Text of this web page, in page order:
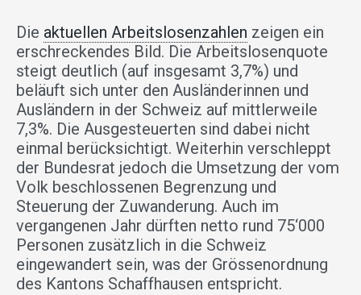
Die aktuellen Arbeitslosenzahlen zeigen ein
erschreckendes Bild. Die Arbeitslosenquote
steigt deutlich (auf insgesamt 3,7%) und
beläuft sich unter den Ausländerinnen und
Ausländern in der Schweiz auf mittlerweile
7,3%. Die Ausgesteuerten sind dabei nicht
einmal berücksichtigt. Weiterhin verschleppt
der Bundesrat jedoch die Umsetzung der vom
Volk beschlossenen Begrenzung und
Steuerung der Zuwanderung. Auch im
vergangenen Jahr dürften netto rund 75‘000
Personen zusätzlich in die Schweiz
eingewandert sein, was der Grössenordnung
des Kantons Schaffhausen entspricht.